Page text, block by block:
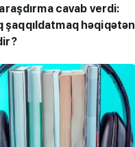
cavab verdi:
şaqqıldatmaq həqiqətən